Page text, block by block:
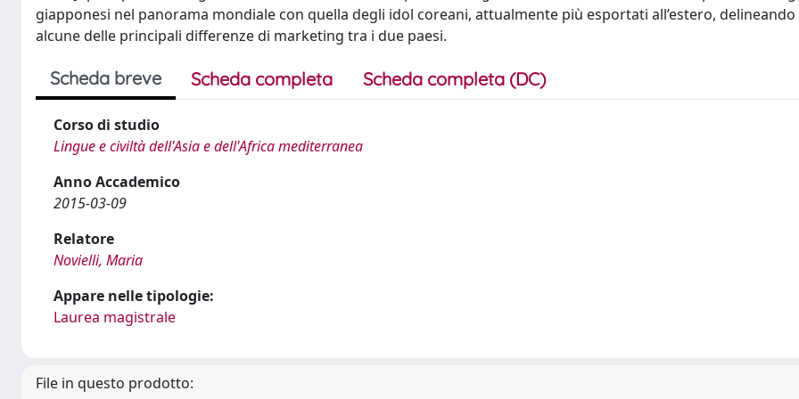
giapponesi nel panorama mondiale con quella degli idol coreani, attualmente più esportati all’estero, delineando
alcune delle principali differenze di marketing tra i due paesi.
Scheda breve Scheda completa Scheda completa (DC)
Corso di studio
Lingue e civiltà dell'Asia e dell'Africa mediterranea
Anno Accademico
2015-03-09
Relatore
Novielli, Maria
Appare nelle tipologie:
Laurea magistrale
File in questo prodotto: